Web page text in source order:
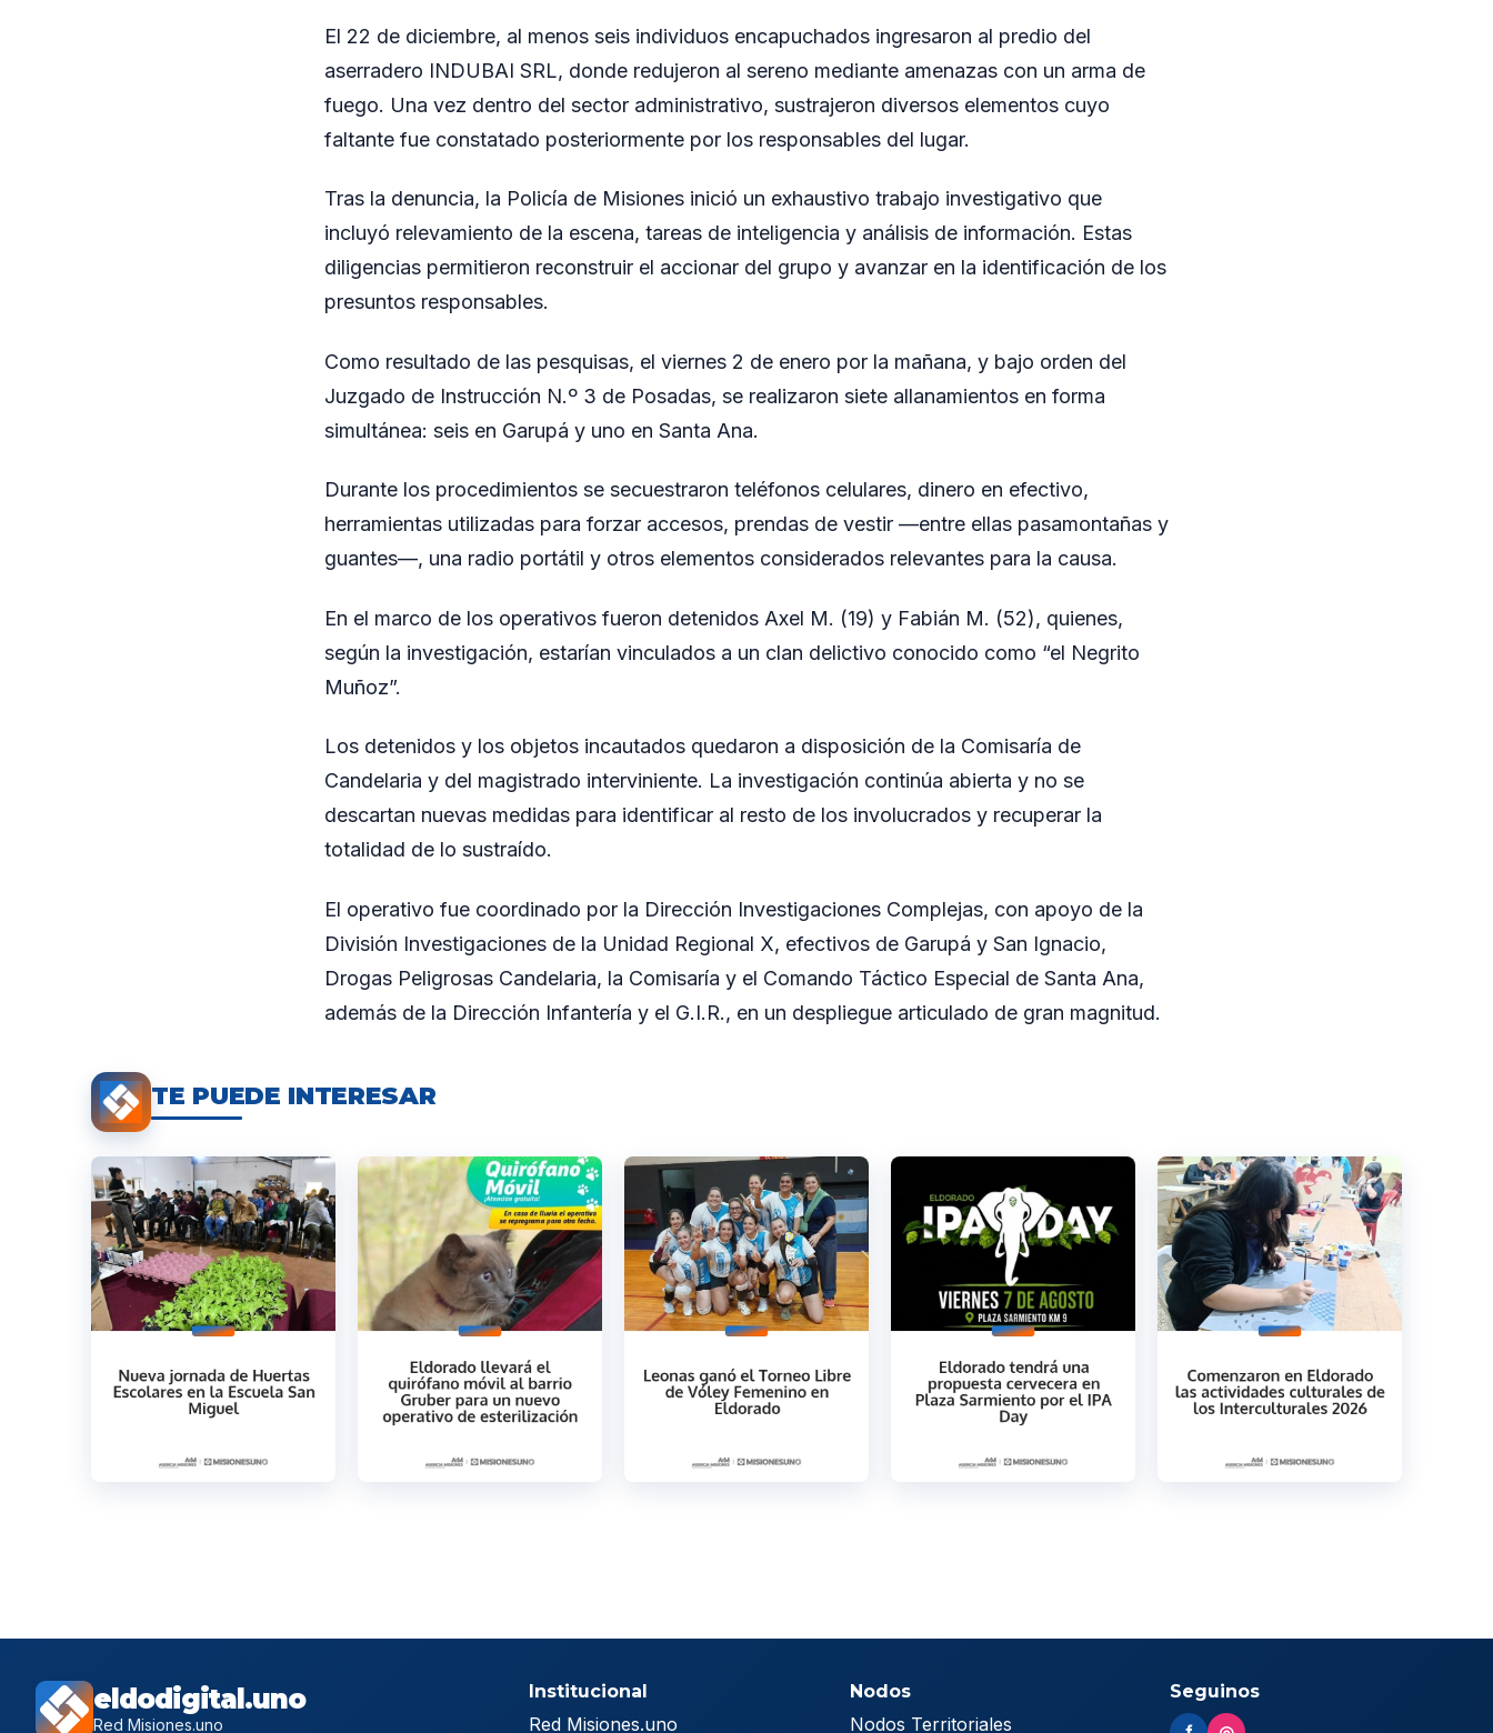
El 22 de diciembre, al menos seis individuos encapuchados ingresaron al predio del
aserradero INDUBAI SRL, donde redujeron al sereno mediante amenazas con un arma de
fuego. Una vez dentro del sector administrativo, sustrajeron diversos elementos cuyo
faltante fue constatado posteriormente por los responsables del lugar.
Tras la denuncia, la Policía de Misiones inició un exhaustivo trabajo investigativo que
incluyó relevamiento de la escena, tareas de inteligencia y análisis de información. Estas
diligencias permitieron reconstruir el accionar del grupo y avanzar en la identificación de los
presuntos responsables.
Como resultado de las pesquisas, el viernes 2 de enero por la mañana, y bajo orden del
Juzgado de Instrucción N.º 3 de Posadas, se realizaron siete allanamientos en forma
simultánea: seis en Garupá y uno en Santa Ana.
Durante los procedimientos se secuestraron teléfonos celulares, dinero en efectivo,
herramientas utilizadas para forzar accesos, prendas de vestir —entre ellas pasamontañas y
guantes—, una radio portátil y otros elementos considerados relevantes para la causa.
En el marco de los operativos fueron detenidos Axel M. (19) y Fabián M. (52), quienes,
según la investigación, estarían vinculados a un clan delictivo conocido como “el Negrito
Muñoz”.
Los detenidos y los objetos incautados quedaron a disposición de la Comisaría de
Candelaria y del magistrado interviniente. La investigación continúa abierta y no se
descartan nuevas medidas para identificar al resto de los involucrados y recuperar la
totalidad de lo sustraído.
El operativo fue coordinado por la Dirección Investigaciones Complejas, con apoyo de la
División Investigaciones de la Unidad Regional X, efectivos de Garupá y San Ignacio,
Drogas Peligrosas Candelaria, la Comisaría y el Comando Táctico Especial de Santa Ana,
además de la Dirección Infantería y el G.I.R., en un despliegue articulado de gran magnitud.
TE PUEDE INTERESAR
eldodigital.uno
Red Misiones.uno
Institucional
Red Misiones.uno
Nodos
Nodos Territoriales
Seguinos